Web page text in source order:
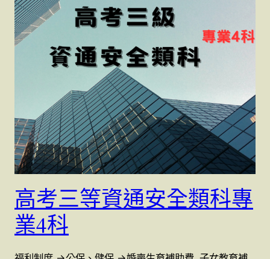
高考三等資通安全類科專
業4科